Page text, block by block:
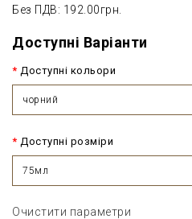
Без ПДВ: 192.00грн.
Доступні Варіанти
Доступні кольори
чорний
Доступні розміри
75мл
Очистити параметри